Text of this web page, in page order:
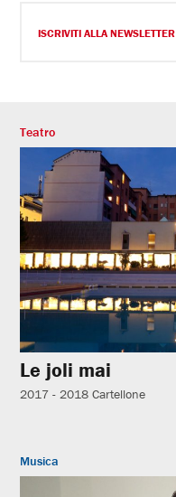
ISCRIVITI ALLA NEWSLETTER
Teatro
Le joli mai
2017 - 2018 Cartellone
Musica